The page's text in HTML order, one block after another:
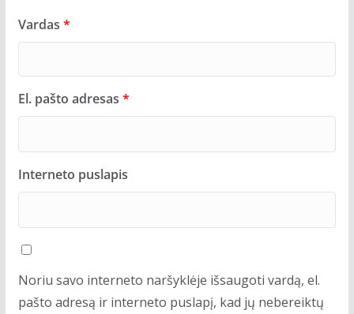
Vardas *
El. pašto adresas *
Interneto puslapis
Noriu savo interneto naršyklėje išsaugoti vardą, el.
pašto adresą ir interneto puslapį, kad jų nebereiktų